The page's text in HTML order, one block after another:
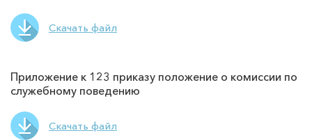
Скачать файл
Приложение к 123 приказу положение о комиссии по
служебному поведению
Скачать файл